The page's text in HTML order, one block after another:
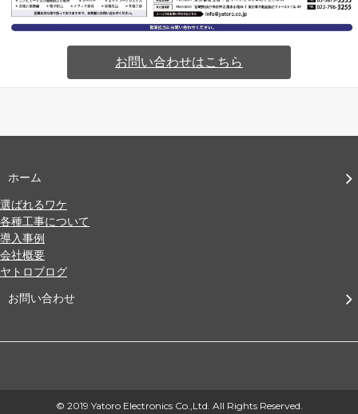
お問い合わせはこちら
ホーム
選ばれるワケ
各種工事について
導入事例
会社概要
ヤトロブログ
お問い合わせ
© 2019 Yatoro Electronics Co.,Ltd. All Rights Reserved.